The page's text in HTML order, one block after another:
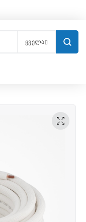
ᲧᲕᲔᲚᲐ